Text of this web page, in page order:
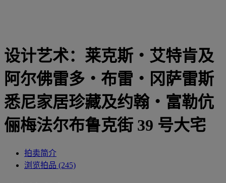
设计艺术：莱克斯‧艾特肯及
阿尔佛雷多‧布雷‧冈萨雷斯
悉尼家居珍藏及约翰‧富勒伉
俪梅法尔布鲁克街 39 号大宅
拍卖简介
浏览拍品 (245)